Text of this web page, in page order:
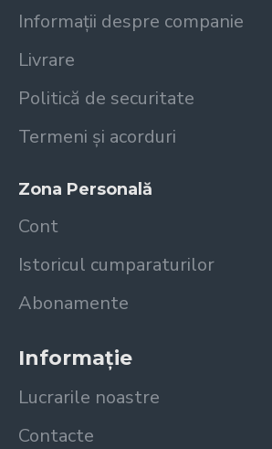
Informații despre companie
Livrare
Politică de securitate
Termeni și acorduri
Zona Personală
Cont
Istoricul cumparaturilor
Abonamente
Informație
Lucrarile noastre
Contacte